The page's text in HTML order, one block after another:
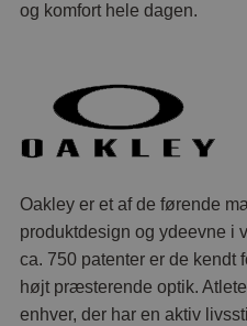
og komfort hele dagen.
Oakley er et af de førende
produktdesign og ydeevne i
ca. 750 patenter er de kendt
højt præsterende optik.
enhver, der har en aktiv